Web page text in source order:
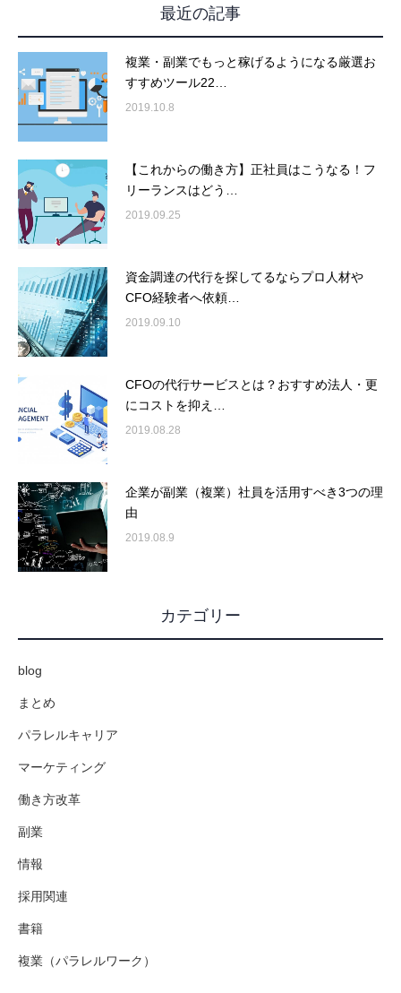
最近の記事
複業・副業でもっと稼げるようになる厳選お
すすめツール22…
2019.10.8
【これからの働き方】正社員はこうなる！フ
リーランスはどう…
2019.09.25
資金調達の代行を探してるならプロ人材や
CFO経験者へ依頼…
2019.09.10
CFOの代行サービスとは？おすすめ法人・更
にコストを抑え…
2019.08.28
企業が副業（複業）社員を活用すべき3つの理
由
2019.08.9
カテゴリー
blog
まとめ
パラレルキャリア
マーケティング
働き方改革
副業
情報
採用関連
書籍
複業（パラレルワーク）